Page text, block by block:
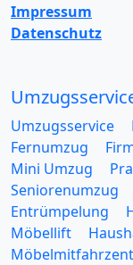
Impressum
Datenschutz
Umzugsservice
Fernumzug
Mini Umzug
Seniorenumzug
Entrümpelung
Möbellift